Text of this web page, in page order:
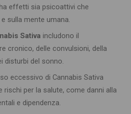
ha effetti sia psicoattivi che
sulla mente umana.
Sativa includono il
cronico, delle convulsioni, della
disturbi del sonno.
eccessivo di Cannabis Sativa
per la salute, come danni alla
e dipendenza.